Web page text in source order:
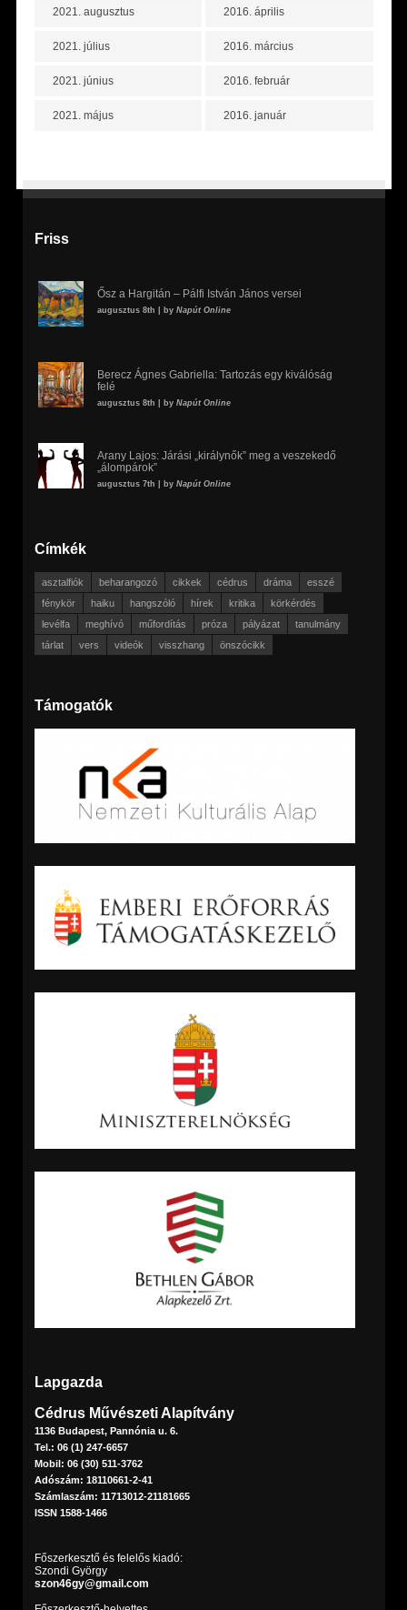
2021. augusztus
2021. július
2021. június
2021. május
2016. április
2016. március
2016. február
2016. január
Friss
Ősz a Hargitán – Pálfi István János versei
augusztus 8th | by Napút Online
Berecz Ágnes Gabriella: Tartozás egy kiválóság
felé
augusztus 8th | by Napút Online
Arany Lajos: Járási „királynők” meg a veszekedő
„álompárok”
augusztus 7th | by Napút Online
Címkék
asztalfiók beharangozó cikkek cédrus dráma
esszé
fénykör
haiku hangszóló hírek kritika
körkérdés
levélfa
meghívó műfordítás próza pályázat
tanulmány
tárlat
vers videók visszhang önszócikk
Támogatók
Lapgazda
Cédrus Művészeti Alapítvány
1136 Budapest, Pannónia u. 6.
Tel.: 06 (1) 247-6657
Mobil: 06 (30) 511-3762
Adószám: 18110661-2-41
Számlaszám: 11713012-21181665
ISSN 1588-1466
Főszerkesztő és felelős kiadó:
Szondi György
szon46gy@gmail.com